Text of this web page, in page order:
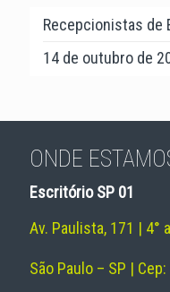
Recepcionistas de
14 de outubro de
ONDE
Escritório SP 01
Av. Paulista, 171 | 4°
São Paulo – SP |